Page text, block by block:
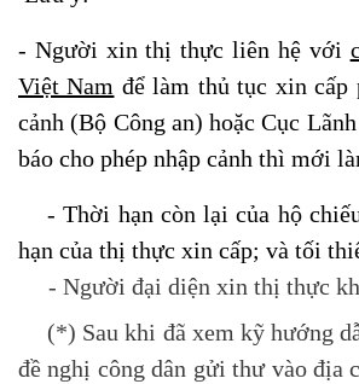
- Người xin thị thực liên hệ với
Việt Nam để làm thủ tục xin cấp
cảnh (Bộ Công an) hoặc Cục
báo cho phép nhập cảnh thì mới
- Thời hạn còn lại của hộ
hạn của thị thực xin cấp; và tối
- Người đại diện xin thị thực
(*) Sau khi đã xem kỹ hướng
đề nghị công dân gửi thư vào địa